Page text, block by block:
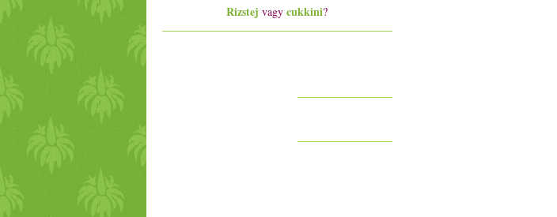
Rizstej vagy cukkini?